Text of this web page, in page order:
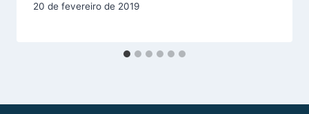
20 de fevereiro de 2019